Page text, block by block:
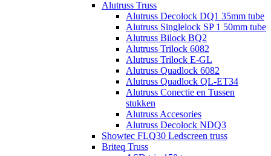
Alutruss Truss
Alutruss Decolock DQ1 35mm tube
Alutruss Singlelock SP 1 50mm tube
Alutruss Bilock BQ2
Alutruss Trilock 6082
Alutruss Trilock E-GL
Alutruss Quadlock 6082
Alutruss Quadlock QL-ET34
Alutruss Conectie en Tussen
stukken
Alutruss Accesories
Alutruss Decolock NDQ3
Showtec FLQ30 Ledscreen truss
Briteq Truss